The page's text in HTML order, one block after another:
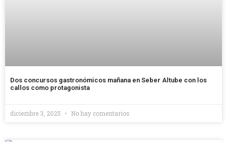
Dos concursos gastronómicos mañana en Seber Altube con los
callos como protagonista
diciembre 3, 2025 No hay comentarios